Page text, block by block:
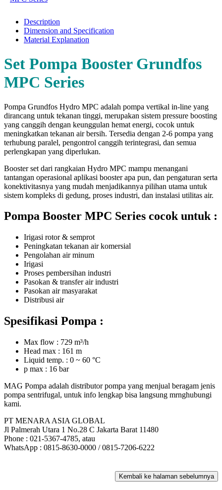
Description
Dimension and Specification
Material Explanation
Set Pompa Booster Grundfos
MPC Series
Pompa Grundfos Hydro MPC adalah pompa vertikal in-line yang
dirancang untuk tekanan tinggi, merupakan sistem pressure boosting
yang canggih dengan keunggulan hemat energi, cocok untuk
meningkatkan tekanan air bersih. Tersedia dengan 2-6 pompa yang
terhubung paralel, pengontrol canggih terintegrasi, dan semua
perlengkapan yang diperlukan.
Booster set dari rangkaian Hydro MPC mampu menangani
tantangan operasional aplikasi booster apa pun, dan pengaturan serta
konektivitasnya yang mudah menjadikannya pilihan utama untuk
sistem kompleks di gedung, proses industri, dan instalasi utilitas air.
Pompa Booster MPC Series cocok untuk :
Irigasi rotor & semprot
Peningkatan tekanan air komersial
Pengolahan air minum
Irigasi
Proses pembersihan industri
Pasokan & transfer air industri
Pasokan air masyarakat
Distribusi air
Spesifikasi Pompa :
Max flow : 729 m³/h
Head max : 161 m
Liquid temp. : 0 ~ 60 °C
p max : 16 bar
MAG Pompa adalah distributor pompa yang menjual beragam jenis
pompa sentrifugal, untuk info lengkap bisa langsung mrnghubungi
kami.
PT MENARA ASIA GLOBAL
Jl Palmerah Utara 1 No.28 C Jakarta Barat 11480
Phone : 021-5367-4785, atau
WhatsApp : 0815-8630-0000 / 0815-7206-6222